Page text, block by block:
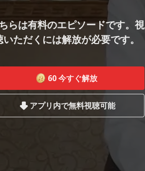
らは有料のエピソードです。視
いただくには解放が必要です。
60 今すぐ解放
アプリ内で無料視聴可能